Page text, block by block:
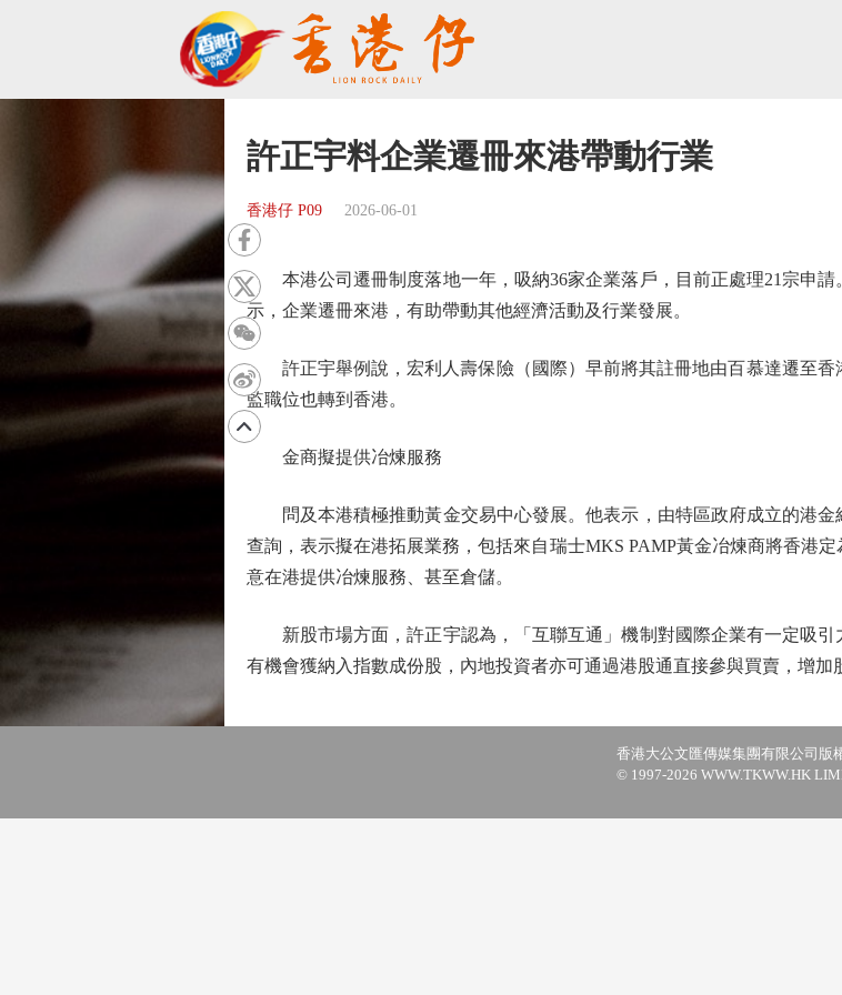
許正宇料企業遷冊來港帶動行業
香港仔 P09 2026-06-01
本港公司遷冊制度落地一年，吸納36家企業落戶，目前正處理21宗申請
示，企業遷冊來港，有助帶動其他經濟活動及行業發展。
許正宇舉例說，宏利人壽保險（國際）早前將其註冊地由百慕達遷至香
監職位也轉到香港。
金商擬提供冶煉服務
問及本港積極推動黃金交易中心發展。他表示，由特區政府成立的港金
查詢，表示擬在港拓展業務，包括來自瑞士MKS PAMP黃金冶煉商將香港
意在港提供冶煉服務、甚至倉儲。
新股市場方面，許正宇認為，「互聯互通」機制對國際企業有一定吸引
有機會獲納入指數成份股，內地投資者亦可通過港股通直接參與買賣，增加
香港大公文匯傳媒集團有限公司版
© 1997-2026 WWW.TKWW.HK